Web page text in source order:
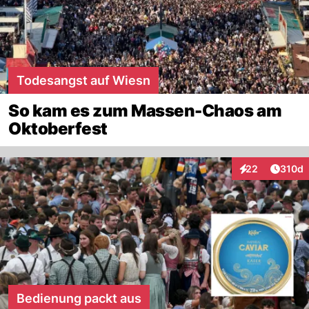
Todesangst auf Wiesn
So kam es zum Massen-Chaos am
Oktoberfest
22
Interaktionen
310d
Bedienung packt aus